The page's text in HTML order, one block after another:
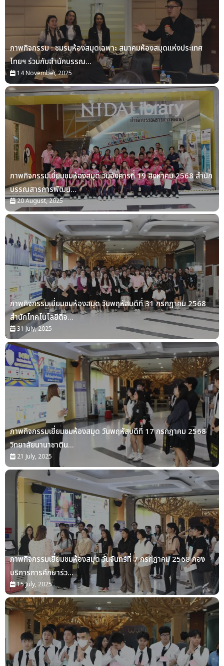
ภาพกิจกรรม : ชมรมห้องสมุดเฉพาะ สมาคมห้องสมุดแห่งประเทศ
ไทยฯ ร่วมกับสำนักบรรณ...
14 November, 2025
ภาพกิจกรรมเยี่ยมชมห้องสมุด วันอังคารที่ 19 สิงหาคม 2568 สำนัก
บรรณสารการพัฒน...
20 August, 2025
ภาพกิจกรรมเยี่ยมชมห้องสมุด วันพฤหัสบดีที่ 31 กรกฎาคม 2568
สำนักโทคโนโลยีดิจ...
31 July, 2025
ภาพกิจกรรมเยี่ยมชมห้องสมุด วันพฤหัสบดีที่ 17 กรกฎาคม 2568
วิทยาลัยนานาชาติน...
21 July, 2025
ภาพกิจกรรมเยี่ยมชมห้องสมุด วันจันทร์ที่ 7 กรกฎาคม 2568 กอง
บริการการศึกษาร่ว...
15 July, 2025